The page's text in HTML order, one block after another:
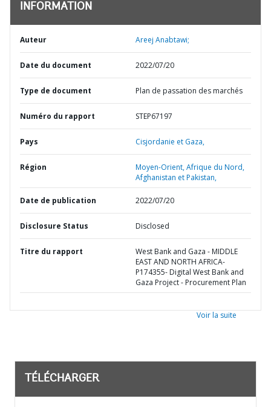
INFORMATION
Auteur Areej Anabtawi;
Date du document 2022/07/20
Type de document Plan de passation des marchés
Numéro du rapport STEP67197
Pays Cisjordanie et Gaza,
Région
Moyen-Orient, Afrique du Nord,
Afghanistan et Pakistan,
Date de publication 2022/07/20
Disclosure Status Disclosed
Titre du rapport
West Bank and Gaza - MIDDLE
EAST AND NORTH AFRICA-
P174355- Digital West Bank and
Gaza Project - Procurement Plan
Voir la suite
TÉLÉCHARGER